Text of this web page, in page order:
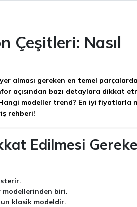
Çeşitleri: Nasıl
alması gereken en temel
açısından bazı detaylara dikkat
modeller trend? En iyi fiyatlarla
rehberi!
Edilmesi
modellerinden biri.
klasik modeldir.